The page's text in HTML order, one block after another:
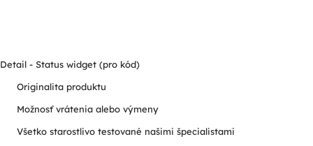
Detail - Status widget (pro kód)
Originalita produktu
Možnosť vrátenia alebo výmeny
Všetko starostlivo testované našimi špecialistami